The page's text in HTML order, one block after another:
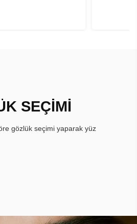
SEÇİMİ
gözlük seçimi yaparak yüz